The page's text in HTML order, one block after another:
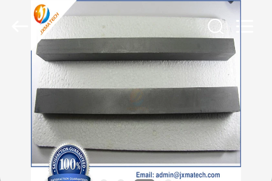
ÜRÜN:%
HAKKIMIZDA